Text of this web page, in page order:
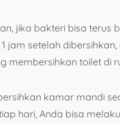
jika bakteri bisa terus
jam setelah
membersihkan toilet di
kamar mandi
hari, Anda bisa